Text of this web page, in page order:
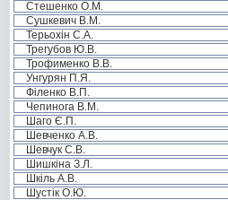
Стешенко О.М.
Сушкевич В.М.
Терьохін С.А.
Трегубов Ю.В.
Трофименко В.В.
Унгурян П.Я.
Філенко В.П.
Чепинога В.М.
Шаго Є.П.
Шевченко А.В.
Шевчук С.В.
Шишкіна З.Л.
Шкіль А.В.
Шустік О.Ю.